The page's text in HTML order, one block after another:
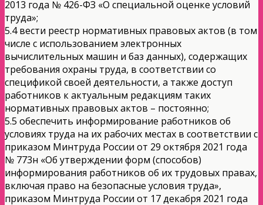
2013 года № 426-ФЗ «О специальной оценке условий
труда»;
5.4 вести реестр нормативных правовых актов (в том
числе с использованием электронных
вычислительных машин и баз данных), содержащих
требования охраны труда, в соответствии со
спецификой своей деятельности, а также доступ
работников к актуальным редакциям таких
нормативных правовых актов – постоянно;
5.5 обеспечить информирование работников об
условиях труда на их рабочих местах в соответствии с
приказом Минтруда России от 29 октября 2021 года
№ 773н «Об утверждении форм (способов)
информирования работников об их трудовых правах,
включая право на безопасные условия труда»,
приказом Минтруда России от 17 декабря 2021 года